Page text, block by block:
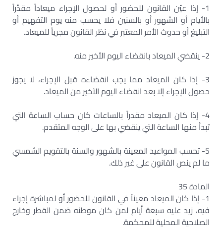
1- إذا عيّن القانون للحضور أو لحصول الإجراء ميعاداً مقدَّراً
بالأيام أو الشهور أو بالسنين فلا يحسب منه يوم التفهيم أو
التبليغ أو حدوث الأمر المعتبر في نظر القانون مجرياً للميعاد.
2- ينقضي الميعاد بانقضاء اليوم الأخير منه.
3- إذا كان الميعاد مما يجب انقضاءه قبل الإجراء، لا يجوز
حصول الإجراء إلا بعد انقضاء اليوم الأخير من الميعاد.
4- إذا كان الميعاد مقدراً بالساعات كان حساب الساعة التي
تبدأ منها الساعة التي ينقضي بها على الوجه المتقدم.
5- تحسب المواعيد المعينة بالشهور والسنة بالتقويم الشمسي
ما لم ينص القانون على غير ذلك.
المادة 35
1- إذا كان الميعاد معيناً في القانون للحضور أو لمباشرة إجراء
فيه، زيد عليه سبعة أيام لمن كان موطنه ضمن القطر وخارج
الصلاحية المحلية للمحكمة.